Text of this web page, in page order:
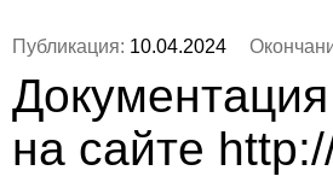
Публикация: 10.04.2024
на сайте